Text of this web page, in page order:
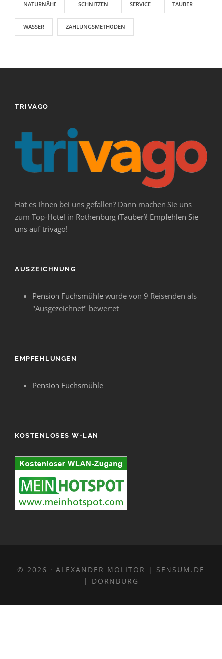
NATURNÄHE SCHNITZEN SERVICE TAUBER
WASSER ZAHLUNGSMETHODEN
TRIVAGO
Hat es Ihnen bei uns gefallen? Dann machen Sie uns
zum Top-Hotel in Rothenburg (Tauber)! Empfehlen Sie
uns auf trivago!
AUSZEICHNUNG
Pension Fuchsmühle wurde von 9 Reisenden als
"Ausgezeichnet" bewertet
EMPFEHLUNGEN
Pension Fuchsmühle
KOSTENLOSES W-LAN
© 2026 · ALEXANDER MOLITOR | SENSUM.DE
| DORNBURG